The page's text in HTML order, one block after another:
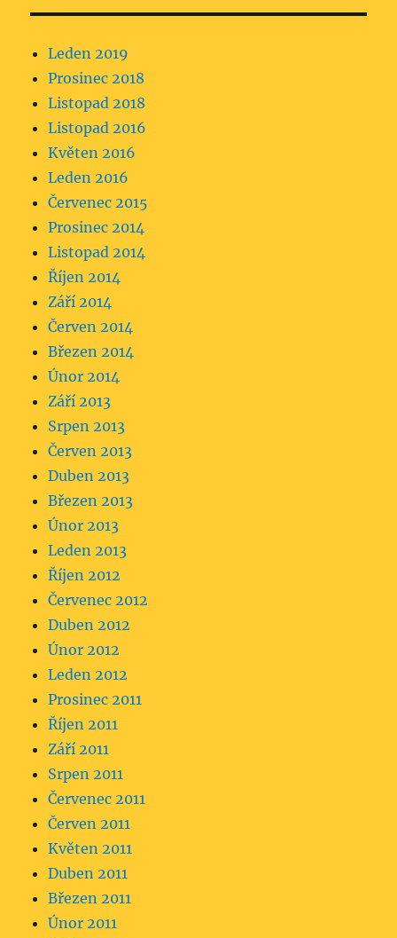
Leden 2019
Prosinec 2018
Listopad 2018
Listopad 2016
Květen 2016
Leden 2016
Červenec 2015
Prosinec 2014
Listopad 2014
Říjen 2014
Září 2014
Červen 2014
Březen 2014
Únor 2014
Září 2013
Srpen 2013
Červen 2013
Duben 2013
Březen 2013
Únor 2013
Leden 2013
Říjen 2012
Červenec 2012
Duben 2012
Únor 2012
Leden 2012
Prosinec 2011
Říjen 2011
Září 2011
Srpen 2011
Červenec 2011
Červen 2011
Květen 2011
Duben 2011
Březen 2011
Únor 2011